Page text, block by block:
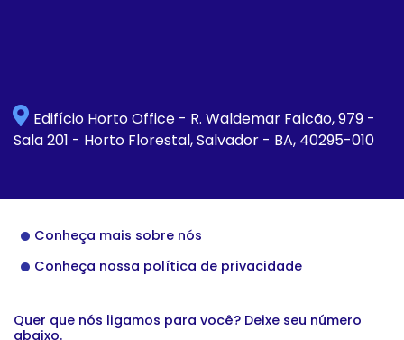
Edifício Horto Office - R. Waldemar Falcão, 979 -
Sala 201 - Horto Florestal, Salvador - BA, 40295-010
Conheça mais sobre nós
Conheça nossa política de privacidade
Quer que nós ligamos para você? Deixe seu número
abaixo.